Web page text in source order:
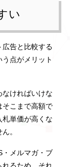
い
広告と比較する
点がメリット
ければいけな
そこまで高額で
単価が高くな
。
・メルマガ・ブ
るため、それ